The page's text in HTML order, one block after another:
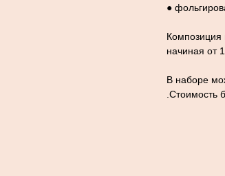
●
Композиция
начиная от 1
В наборе
.Стоимость